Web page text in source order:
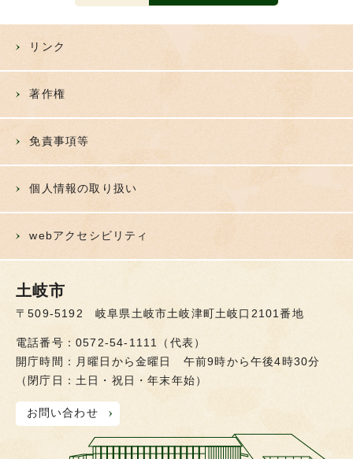
リンク
著作権
免責事項等
個人情報の取り扱い
webアクセシビリティ
土岐市
〒509-5192 岐阜県土岐市土岐津町土岐口2101番地
電話番号：0572-54-1111（代表）
開庁時間：月曜日から金曜日 午前9時から午後4時30分
（閉庁日：土日・祝日・年末年始）
お問い合わせ